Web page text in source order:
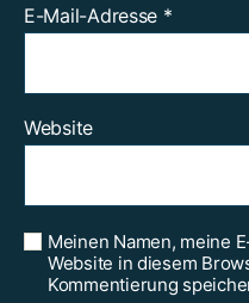
E-Mail-Adresse *
Website
Meinen Namen, meine
Website in diesem
Kommentierung